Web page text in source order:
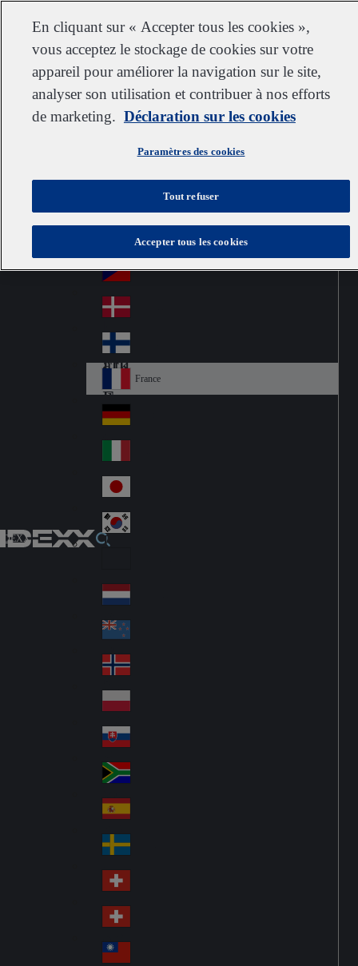
Go to home
Jump to navigation
Service clientèleNous contacter S’abonner Carrières chez IDEXX Fournisseurs
IDEXX
France
Au
Australia
Br
l
Ca
da
Ch
ina
Cz
ec
h
Česko
De
nm
ark
Fin
d
Fra
nc
e
France
Ge
an
y
Ital
y
Jap
an
Ko
Lat
in
A
me
ric
a
Ne
the
rla
nd
s
Ne
w
Ze
ala
nd
No
rw
ay
Pol
an
d
Slo
va
kia
So
uth
Af
ric
a
Sp
ain
Sw
ed
en
Sw
itz
erl
an
Sw
itz
En cliquant sur « Accepter tous les cookies »,
vous acceptez le stockage de cookies sur votre
appareil pour améliorer la navigation sur le site,
analyser son utilisation et contribuer à nos efforts
de marketing. Déclaration sur les cookies
Paramètres des cookies
Tout refuser
Accepter tous les cookies